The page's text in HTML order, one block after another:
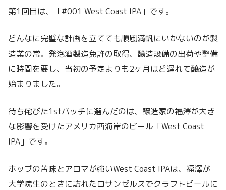
第1回目は、「#001 West Coast IPA」です。
どんなに完璧な計画を立てても順風満帆にいかないのが製
造業の常。発泡酒製造免許の取得、醸造設備の出荷や整備
に時間を要し、当初の予定よりも2ヶ月ほど遅れて醸造が
始まりました。
待ち侘びた1stバッチに選んだのは、醸造家の福澤が大き
な影響を受けたアメリカ西海岸のビール「West Coast
IPA」です。
ホップの苦味とアロマが強いWest Coast IPAは、福澤が
大学院生のときに訪れたロサンゼルスでクラフトビールに